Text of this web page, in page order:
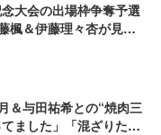
大会の出場枠争奪予選
＆伊藤理々杏が見守
＆与田祐希との“焼肉三
ました」「混ざりた